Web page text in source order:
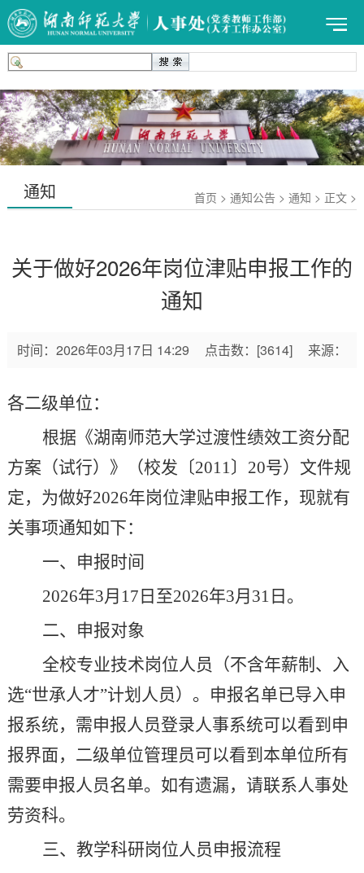
通知 首页 > 通知公告 > 通知 > 正文 >
关于做好2026年岗位津贴申报工作的
通知
时间： 2026年03月17日 14:29 点击数： [3614] 来源：
各二级单位：
根据《湖南师范大学过渡性绩效工资分配
方案（试行）》（校发〔2011〕 20号）文件规
定，为做好2026年岗位津贴申报工作，现就有
关事项通知如下：
一、申报时间
2026年3月 17 日至2026年3月 31 日。
二、申报对象
全校专业技术岗位人员（不含年薪制、入
选“世承人才”计划人员） 。 申报名单已导入申
报系统，需申报人员登录人事系统可以看到申
报界面，二级单位管理员可以看到本单位所有
需要申报人员名单。如有遗漏，请联系人事处
劳资科。
三、教学科研岗位人员申报流程